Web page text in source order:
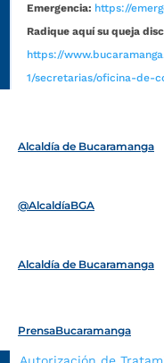
Emergencia: https://
Radique aquí su queja
https://
1/secretarias/oficina-de-
Alcaldía de Bucaramanga
@AlcaldíaBGA
Alcaldía de Bucaramanga
PrensaBucaramanga